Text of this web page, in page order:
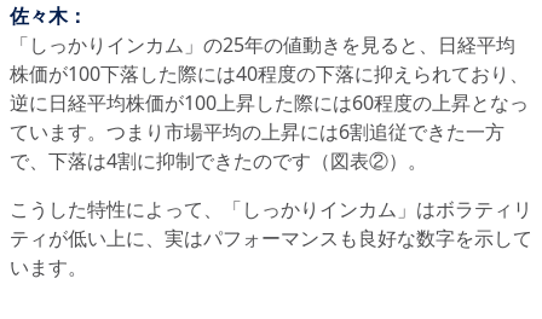
佐々木：
「しっかりインカム」の25年の値動きを見ると、日経平均
株価が100下落した際には40程度の下落に抑えられており、
逆に日経平均株価が100上昇した際には60程度の上昇となっ
ています。つまり市場平均の上昇には6割追従できた一方
で、下落は4割に抑制できたのです（図表②）。
こうした特性によって、「しっかりインカム」はボラティリ
ティが低い上に、実はパフォーマンスも良好な数字を示して
います。